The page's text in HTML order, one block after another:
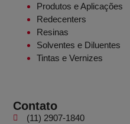
Produtos e Aplicações
Redecenters
Resinas
Solventes e Diluentes
Tintas e Vernizes
Contato
(11) 2907-1840